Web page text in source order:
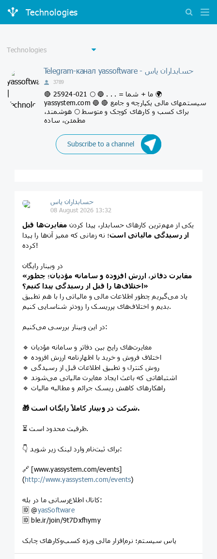
Technologies
Telegram-канал yassoftware - حسابداران یاس
3789
🔴 ما + شما = . . . 🔵 🌕 021-25924 🌍
yassystem.com 🔵 سیستمهای مالی یکپارچه و جامع 🔴
برای کسب و کارهای کوچک و متوسط 🌕 هوشمند،
مطمئن، ساده
Subscribe to a channel
حسابداران یاس
08 August 2026 13:32
یکی از مهم‌ترین کارهای حسابدار، پیدا کردن مغایرت‌ها قبل
از رسیدگی مالیاتی است؛ نه زمانی که ممیز آن‌ها را پیدا
کرده!
در وبینار رایگان
«مغایرت دفاتر، ارزش افزوده و سامانه مؤدیان؛ چطور
اختلاف‌ها را قبل از رسیدگی پیدا کنیم؟»
یاد می‌گیریم چطور اطلاعات مالی و مالیاتی را با هم تطبیق
بدیم و اختلاف‌های پرریسک را زودتر شناسایی کنیم.
در این وبینار بررسی می‌کنیم:
🔹 مغایرت‌های رایج بین دفاتر و سامانه مؤدیان
🔹 اختلاف فروش و خرید با اظهارنامه ارزش افزوده
🔹 روش کنترل و تطبیق اطلاعات قبل از رسیدگی
🔹 اشتباهاتی که باعث ایجاد مغایرت مالیاتی می‌شوند
🔹 راهکارهای کاهش ریسک جرائم و مطالبه مالیات
🎁 شرکت در وبینار کاملاً رایگان است.
⏳ ظرفیت محدود است.
👇 برای ثبت‌نام وارد لینک زیر شوید:
🔗 [www.yassystem.com/events]
(http://www.yassystem.com/events)
کانال اطلاع‌رسانی ما در بله:
🆔 @yasSoftware
🆔️ ble.ir/join/9t7Dxfhymy
یاس سیستم؛ نرم‌افزار مالی ویژه کسب‌وکارهای چابک